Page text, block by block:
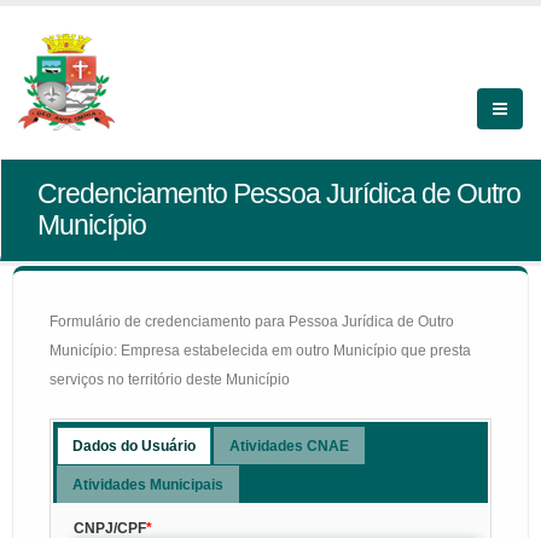
Credenciamento Pessoa Jurídica de Outro
Município
Formulário de credenciamento para Pessoa Jurídica de Outro
Município: Empresa estabelecida em outro Município que presta
serviços no território deste Município
Dados do Usuário Atividades CNAE
Atividades Municipais
CNPJ/CPF